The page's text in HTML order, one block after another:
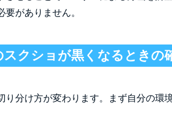
がありません。
クショが黒くなるときの
分け方が変わります。まず自分の環